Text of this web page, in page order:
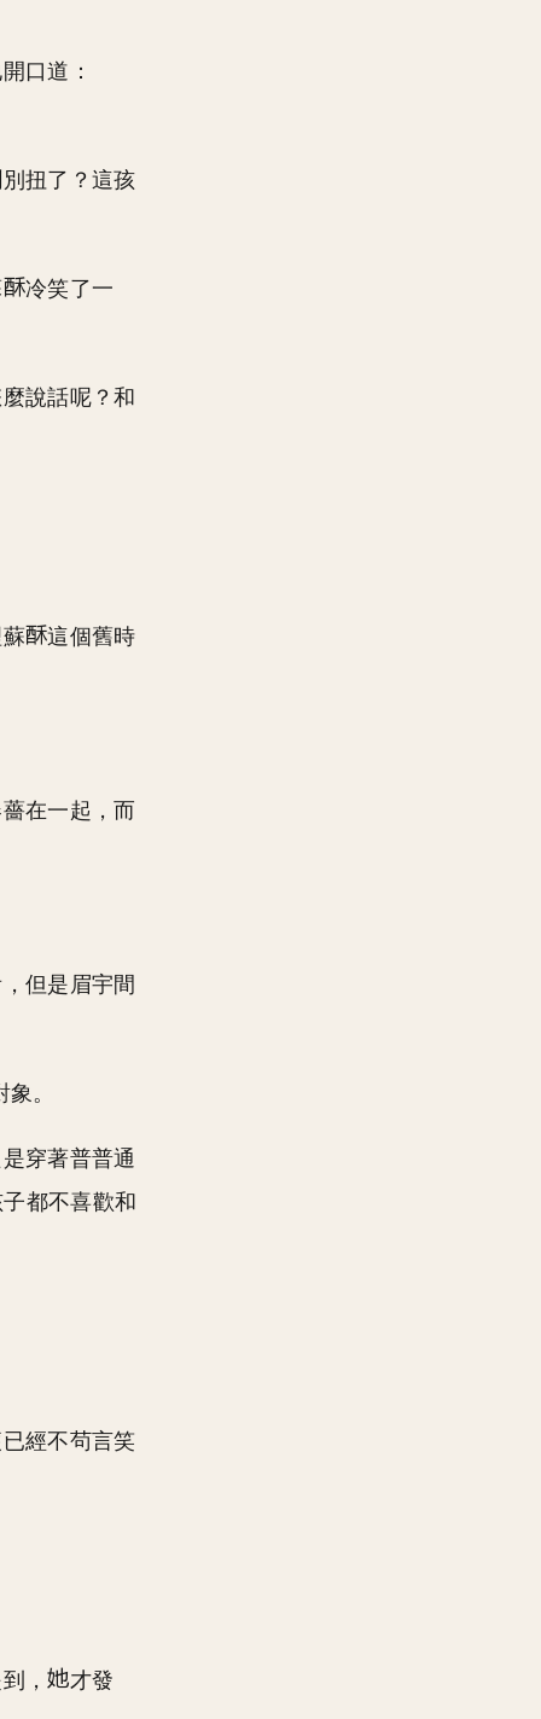
口道：
扭了？這孩
冷笑了一
說話呢？和
這個舊時
在一起，而
但是眉宇間
。
穿著普普通
都不喜歡和
經不茍言笑
， 才發